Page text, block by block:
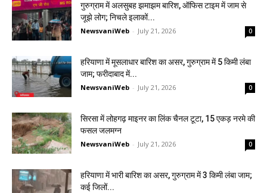
गुरुग्राम में अलसुबह झमाझम बारिश, ऑफिस टाइम में जाम से
जूझे लोग; निचले इलाकों...
NewsvaniWeb - July 21, 2026 0
हरियाणा में मूसलाधार बारिश का असर, गुरुग्राम में 5 किमी लंबा
जाम; फरीदाबाद में...
NewsvaniWeb - July 21, 2026 0
सिरसा में लोहगढ़ माइनर का लिंक चैनल टूटा, 15 एकड़ नरमे की
फसल जलमग्न
NewsvaniWeb - July 21, 2026 0
हरियाणा में भारी बारिश का असर, गुरुग्राम में 3 किमी लंबा जाम;
कई जिलों...